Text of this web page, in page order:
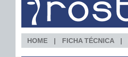
HOME FICHA TÉCNICA